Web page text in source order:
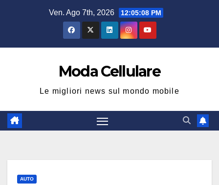
Ven. Ago 7th, 2026 12:05:09 PM
Moda Cellulare
Le migliori news sul mondo mobile
AUTO